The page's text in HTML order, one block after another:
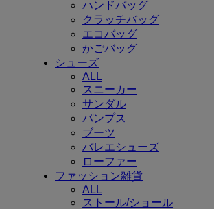
ハンドバッグ
クラッチバッグ
エコバッグ
かごバッグ
シューズ
ALL
スニーカー
サンダル
パンプス
ブーツ
バレエシューズ
ローファー
ファッション雑貨
ALL
ストール/ショール